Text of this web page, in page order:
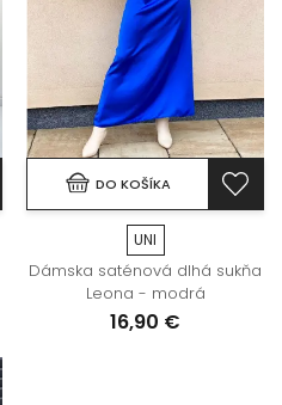
DO KOŠÍKA
UNI
Dámska saténová dlhá sukňa
Leona - modrá
16,90 €